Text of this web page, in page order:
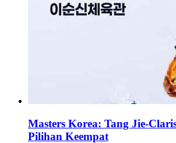
Masters Korea: Tang Jie-
Pilihan Keempat